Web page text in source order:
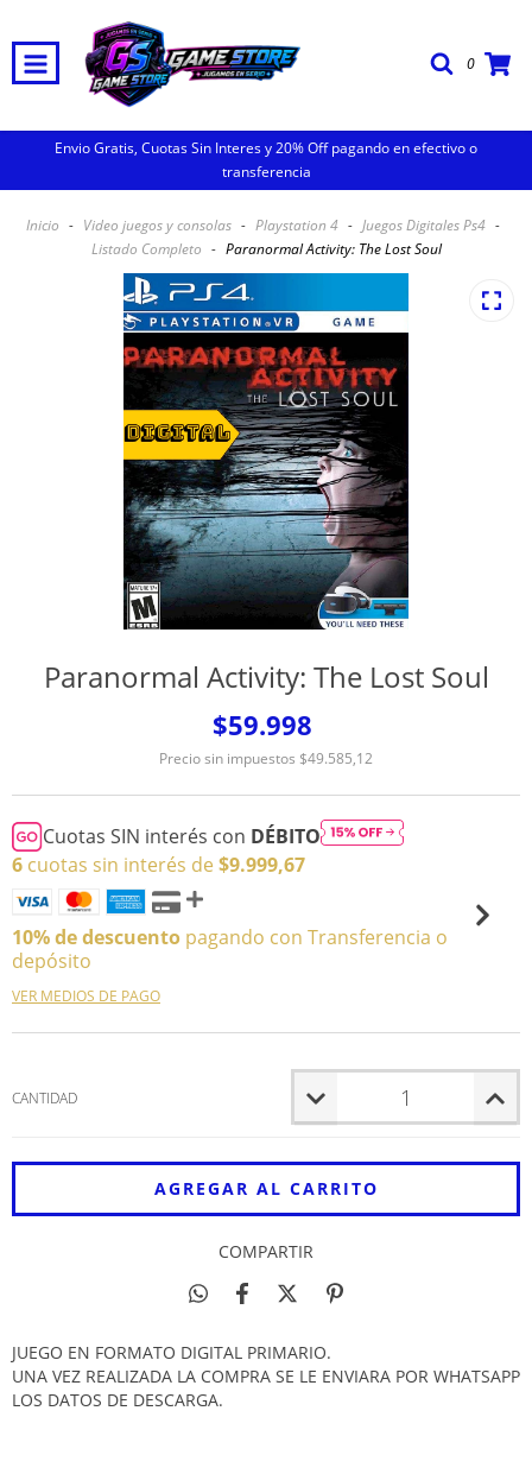
0
Envio Gratis, Cuotas Sin Interes y 20% Off pagando en efectivo o
transferencia
Inicio - Video juegos y consolas - Playstation 4 - Juegos Digitales Ps4 -
Listado Completo - Paranormal Activity: The Lost Soul
Paranormal Activity: The Lost Soul
$59.998
Precio sin impuestos $49.585,12
Cuotas SIN interés con DÉBITO
6 cuotas sin interés de $9.999,67
10% de descuento pagando con Transferencia o
depósito
VER MEDIOS DE PAGO
CANTIDAD
COMPARTIR
JUEGO EN FORMATO DIGITAL PRIMARIO.
UNA VEZ REALIZADA LA COMPRA SE LE ENVIARA POR WHATSAPP
LOS DATOS DE DESCARGA.